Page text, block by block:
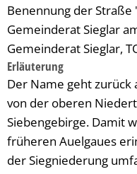
Benennung der
Gemeinderat Sieglar
Gemeinderat Sieglar,
Erläuterung
Der Name geht zurück
von der oberen
Siebengebirge. Damit
früheren Auelgaues
der Siegniederung